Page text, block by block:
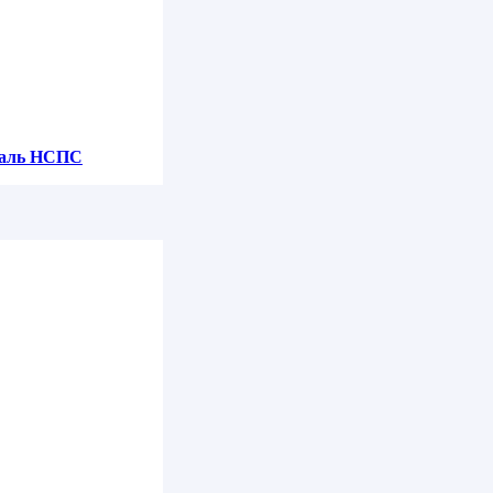
НСПС
Ру16
Ду65 Ру63
Ду400 Ру63